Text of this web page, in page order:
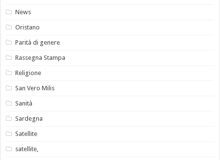
News
Oristano
Parità di genere
Rassegna Stampa
Religione
San Vero Milis
Sanità
Sardegna
Satellite
satellite,